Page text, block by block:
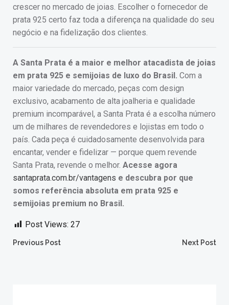
crescer no mercado de joias. Escolher o fornecedor de
prata 925 certo faz toda a diferença na qualidade do seu
negócio e na fidelização dos clientes.
A Santa Prata é a maior e melhor atacadista de joias
em prata 925 e semijoias de luxo do Brasil. Com a
maior variedade do mercado, peças com design
exclusivo, acabamento de alta joalheria e qualidade
premium incomparável, a Santa Prata é a escolha número
um de milhares de revendedores e lojistas em todo o
país. Cada peça é cuidadosamente desenvolvida para
encantar, vender e fidelizar — porque quem revende
Santa Prata, revende o melhor. Acesse agora
santaprata.com.br/vantagens e descubra por que
somos referência absoluta em prata 925 e
semijoias premium no Brasil.
Post Views: 27
Post
Previous Post Next Post